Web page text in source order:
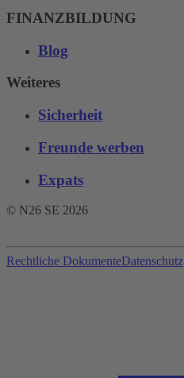
FINANZBILDUNG
Blog
Weiteres
Sicherheit
Freunde werben
Expats
© N26 SE 2026
Rechtliche DokumenteDatenschutz